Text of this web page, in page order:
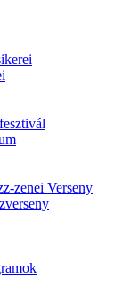
zenei Verseny